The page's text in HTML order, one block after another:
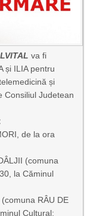
va fi
și ILIA pentru
și
Consiliul Judetean
de la ora
(comuna
la Căminul
RÂU DE
Cultural;